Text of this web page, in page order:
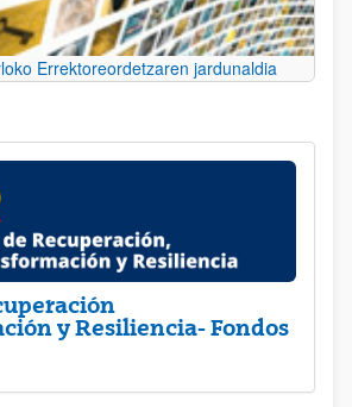
Errektoreordetzaren jardunaldia
y Resiliencia- Fondos